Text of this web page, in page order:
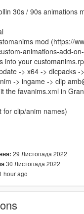
30s / 90s animations
mod (https://
animations-add-
into your
-> x64 -> dlcpacks -
-> ingame -> clip
the favanims.xml in
for clip/anim names)
29 Листопада 2022
30 Листопада 2022
hour ago